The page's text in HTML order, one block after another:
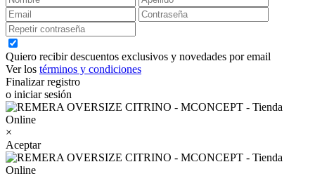
Quiero recibir descuentos exclusivos y novedades por email
Ver los términos y condiciones
Finalizar registro
o iniciar sesión
×
Aceptar